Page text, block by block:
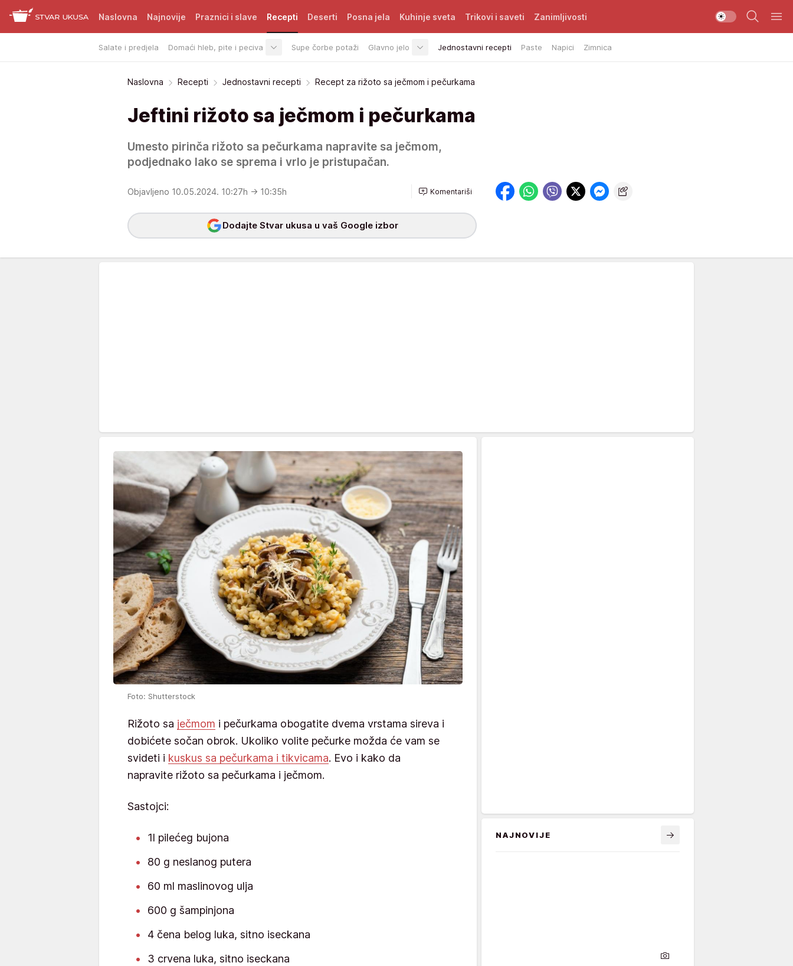
Naslovna Najnovije Praznici i slave Recepti
Salate i predjela Domaći hleb, pite i peciva Supe čorbe potaži Glavno jelo Jednostavni recepti Paste Napici Zimnica
Deserti Posna jela Kuhinje sveta Trikovi i saveti Zanimljivosti
Naslovna Recepti Jednostavni recepti Recept za rižoto sa ječmom i pečurkama
Jeftini rižoto sa ječmom i pečurkama
Umesto pirinča rižoto sa pečurkama napravite sa ječmom,
podjednako lako se sprema i vrlo je pristupačan.
Objavljeno 10.05.2024. 10:27h → 10:35h Komentariši
Dodajte Stvar ukusa u vaš Google izbor
Foto: Shutterstock
Rižoto sa ječmom i pečurkama obogatite dvema vrstama sireva i
dobićete sočan obrok. Ukoliko volite pečurke možda će vam se
svideti i kuskus sa pečurkama i tikvicama. Evo i kako da
napravite rižoto sa pečurkama i ječmom.
Sastojci:
1l pilećeg bujona
80 g neslanog putera
60 ml maslinovog ulja
600 g šampinjona
4 čena belog luka, sitno iseckana
3 crvena luka, sitno iseckana
NAJNOVIJE